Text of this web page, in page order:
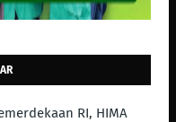
RI, HIMA